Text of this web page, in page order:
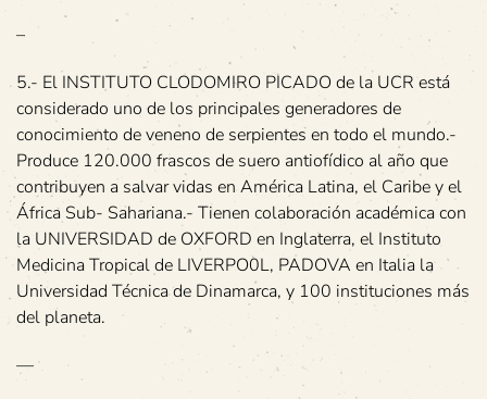
–
5.- El INSTITUTO CLODOMIRO PICADO de la UCR está
considerado uno de los principales generadores de
conocimiento de veneno de serpientes en todo el mundo.-
Produce 120.000 frascos de suero antiofídico al año que
contribuyen a salvar vidas en América Latina, el Caribe y el
África Sub- Sahariana.- Tienen colaboración académica con
la UNIVERSIDAD de OXFORD en Inglaterra, el Instituto
Medicina Tropical de LIVERPO0L, PADOVA en Italia la
Universidad Técnica de Dinamarca, y 100 instituciones más
del planeta.
—